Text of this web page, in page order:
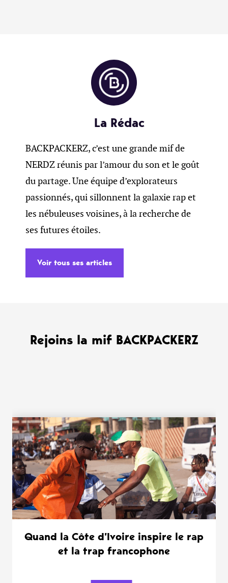
La Rédac
BACKPACKERZ, c’est une grande mif de
NERDZ réunis par l’amour du son et le goût
du partage. Une équipe d’explorateurs
passionnés, qui sillonnent la galaxie rap et
les nébuleuses voisines, à la recherche de
ses futures étoiles.
Voir tous ses articles
Rejoins la mif BACKPACKERZ
WANT MORE ?
Quand la Côte d’Ivoire inspire le rap
et la trap francophone